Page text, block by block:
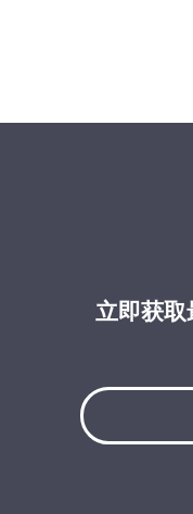
立即获